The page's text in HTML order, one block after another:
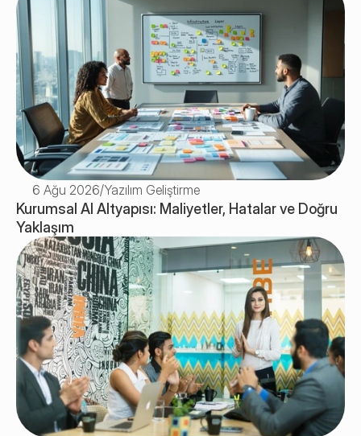
6 Ağu 2026/Yazılım Geliştirme
Kurumsal AI Altyapısı: Maliyetler, Hatalar ve Doğru
Yaklaşım